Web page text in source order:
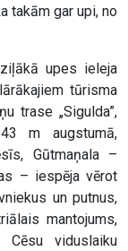
takām gar upi, no
upes ieleja
tūrisma
trase „Sigulda”,
m augstumā,
Gūtmaņala –
– iespēja vērot
un putnus,
mantojums,
Cēsu viduslaiku